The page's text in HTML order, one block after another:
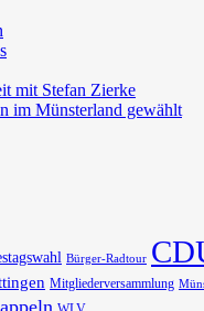
mit Stefan Zierke
im Münsterland gewählt
Bürger-Radtour
Mitgliederversammlung